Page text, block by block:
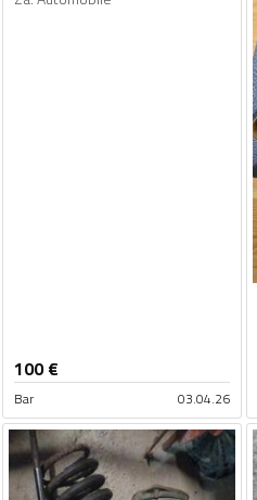
100€
Bar 03.04.26